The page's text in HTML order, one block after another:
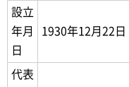
設立
年月
日
1930年12月22日
代表